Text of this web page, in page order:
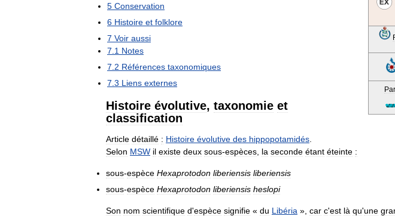
5 Conservation
6 Histoire et folklore
7 Voir aussi
7 1 Notes
7 2 Références taxonomiques
7 3 Liens externes
Histoire évolutive, taxonomie et
classification
Article détaillé : Histoire évolutive des hippopotamidés
Selon MSW il existe deux sous-espèces la seconde étant éteinte :
sous-espèce Hexaprotodon liberiensis liberiensis
sous-espèce Hexaprotodon liberiensis heslopi
Son nom scientifique d'espèce signifie « du Libéria », car c'est là qu'une